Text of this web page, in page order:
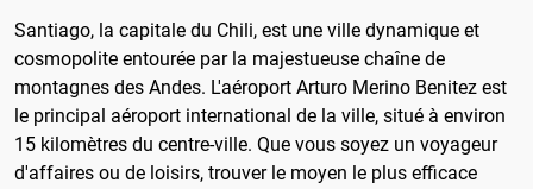
Santiago, la capitale du Chili, est une ville dynamique et
cosmopolite entourée par la majestueuse chaîne de
montagnes des Andes. L'aéroport Arturo Merino Benitez est
le principal aéroport international de la ville, situé à environ
15 kilomètres du centre-ville. Que vous soyez un voyageur
d'affaires ou de loisirs, trouver le moyen le plus efficace